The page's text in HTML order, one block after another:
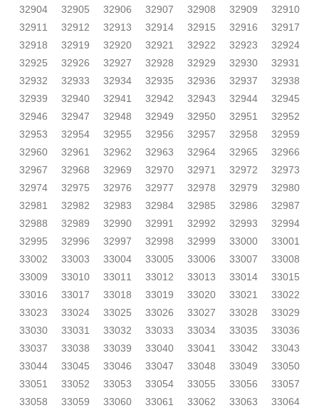
32904
32905 32906 32907 32908 32909
32910
32911
32912 32913 32914 32915 32916
32917
32918
32919 32920 32921 32922 32923
32924
32925
32926 32927 32928 32929 32930
32931
32932
32933 32934 32935 32936 32937
32938
32939
32940 32941 32942 32943 32944
32945
32946
32947 32948 32949 32950 32951
32952
32953
32954 32955 32956 32957 32958
32959
32960
32961 32962 32963 32964 32965
32966
32967
32968 32969 32970 32971 32972
32973
32974
32975 32976 32977 32978 32979
32980
32981
32982 32983 32984 32985 32986
32987
32988
32989 32990 32991 32992 32993
32994
32995
32996 32997 32998 32999 33000
33001
33002
33003 33004 33005 33006 33007
33008
33009
33010 33011 33012 33013 33014
33015
33016
33017 33018 33019 33020 33021
33022
33023
33024 33025 33026 33027 33028
33029
33030
33031 33032 33033 33034 33035
33036
33037
33038 33039 33040 33041 33042
33043
33044
33045 33046 33047 33048 33049
33050
33051
33052 33053 33054 33055 33056
33057
33058
33059 33060 33061 33062 33063
33064